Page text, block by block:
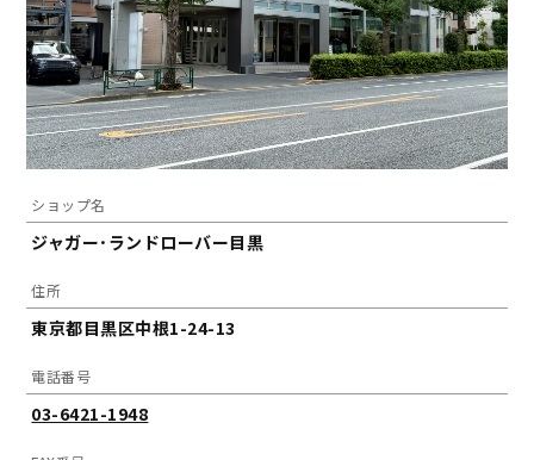
ショップ名
ジャガー･ランドローバー目黒
住所
東京都目黒区中根1-24-13
電話番号
03-6421-1948